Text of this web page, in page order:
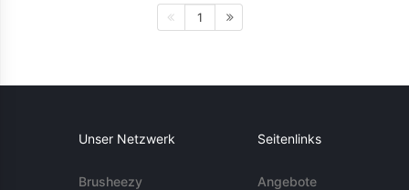
1
Unser Netzwerk
Brusheezy
Seitenlinks
Angebote